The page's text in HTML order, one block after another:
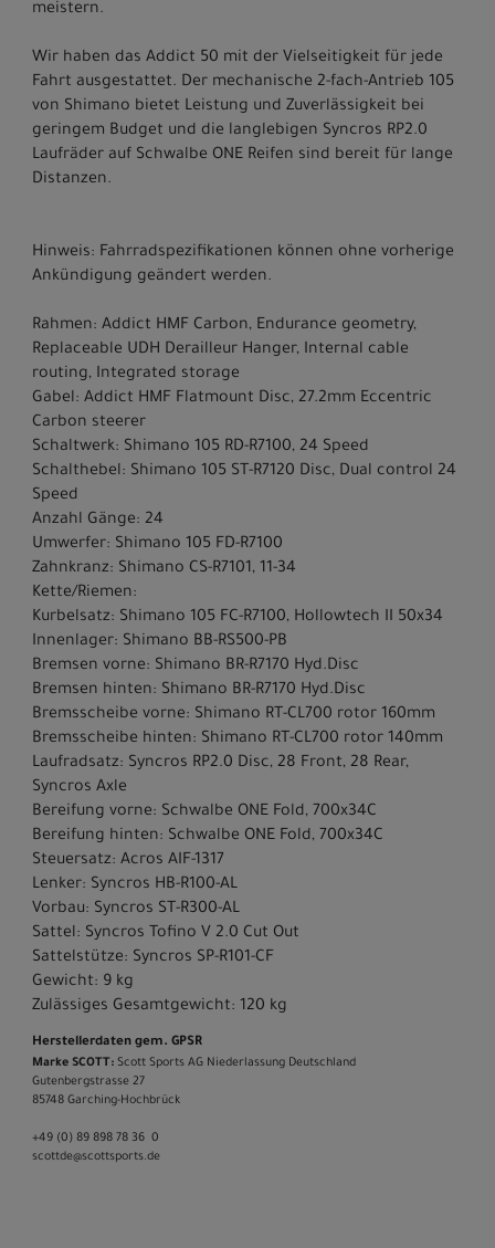
meistern.
Wir haben das Addict 50 mit der Vielseitigkeit für jede
Fahrt ausgestattet. Der mechanische 2-fach-Antrieb 105
von Shimano bietet Leistung und Zuverlässigkeit bei
geringem Budget und die langlebigen Syncros RP2.0
Laufräder auf Schwalbe ONE Reifen sind bereit für lange
Distanzen.
Hinweis: Fahrradspezifikationen können ohne vorherige
Ankündigung geändert werden.
Rahmen: Addict HMF Carbon, Endurance geometry,
Replaceable UDH Derailleur Hanger, Internal cable
routing, Integrated storage
Gabel: Addict HMF Flatmount Disc, 27.2mm Eccentric
Carbon steerer
Schaltwerk: Shimano 105 RD-R7100, 24 Speed
Schalthebel: Shimano 105 ST-R7120 Disc, Dual control 24
Speed
Anzahl Gänge: 24
Umwerfer: Shimano 105 FD-R7100
Zahnkranz: Shimano CS-R7101, 11-34
Kette/Riemen:
Kurbelsatz: Shimano 105 FC-R7100, Hollowtech II 50x34
Innenlager: Shimano BB-RS500-PB
Bremsen vorne: Shimano BR-R7170 Hyd.Disc
Bremsen hinten: Shimano BR-R7170 Hyd.Disc
Bremsscheibe vorne: Shimano RT-CL700 rotor 160mm
Bremsscheibe hinten: Shimano RT-CL700 rotor 140mm
Laufradsatz: Syncros RP2.0 Disc, 28 Front, 28 Rear,
Syncros Axle
Bereifung vorne: Schwalbe ONE Fold, 700x34C
Bereifung hinten: Schwalbe ONE Fold, 700x34C
Steuersatz: Acros AIF-1317
Lenker: Syncros HB-R100-AL
Vorbau: Syncros ST-R300-AL
Sattel: Syncros Tofino V 2.0 Cut Out
Sattelstütze: Syncros SP-R101-CF
Gewicht: 9 kg
Zulässiges Gesamtgewicht: 120 kg
Herstellerdaten gem. GPSR
Marke SCOTT: Scott Sports AG Niederlassung Deutschland
Gutenbergstrasse 27
85748 Garching-­Hochbrück
+49 (0) 89 898 78 36 ­ 0
scott­de@scott­sports.de